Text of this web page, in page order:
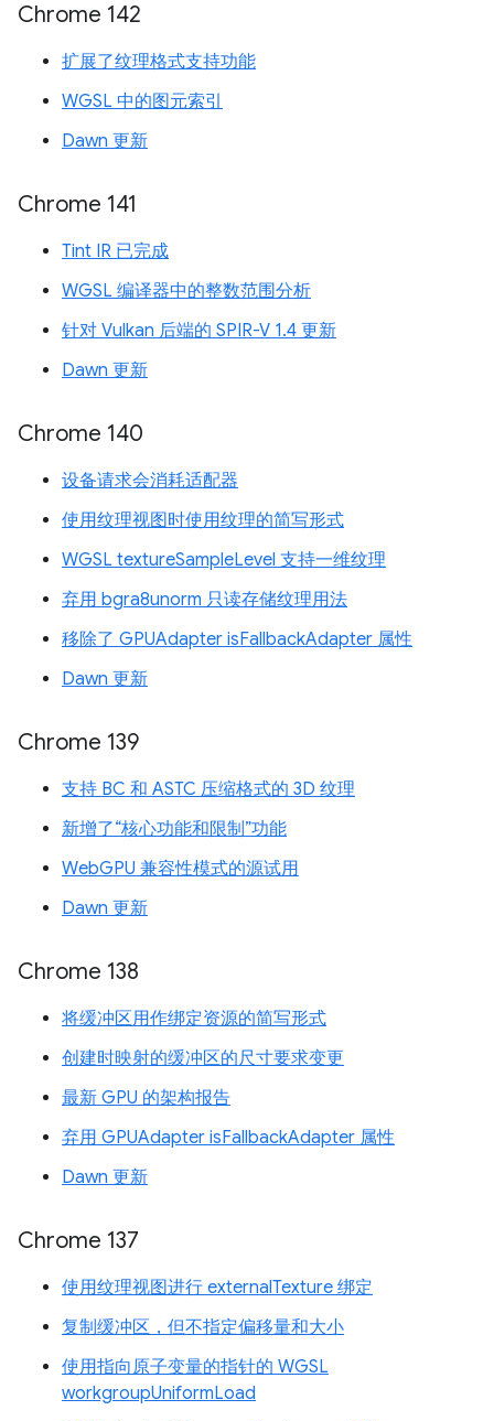
Chrome 142
扩展了纹理格式支持功能
WGSL 中的图元索引
Dawn 更新
Chrome 141
Tint IR 已完成
WGSL 编译器中的整数范围分析
针对 Vulkan 后端的 SPIR-V 1.4 更新
Dawn 更新
Chrome 140
设备请求会消耗适配器
使用纹理视图时使用纹理的简写形式
WGSL textureSampleLevel 支持一维纹理
弃用 bgra8unorm 只读存储纹理用法
移除了 GPUAdapter isFallbackAdapter 属性
Dawn 更新
Chrome 139
支持 BC 和 ASTC 压缩格式的 3D 纹理
新增了“核心功能和限制”功能
WebGPU 兼容性模式的源试用
Dawn 更新
Chrome 138
将缓冲区用作绑定资源的简写形式
创建时映射的缓冲区的尺寸要求变更
最新 GPU 的架构报告
弃用 GPUAdapter isFallbackAdapter 属性
Dawn 更新
Chrome 137
使用纹理视图进行 externalTexture 绑定
复制缓冲区，但不指定偏移量和大小
使用指向原子变量的指针的 WGSL
workgroupUniformLoad